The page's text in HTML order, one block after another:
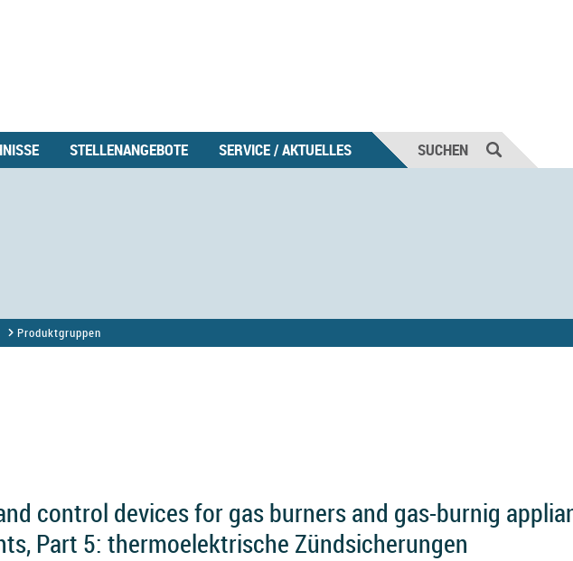
STELLENANGEBOTE SERVICE / AKTUELLES SUCHEN
Produktgruppen
control devices for gas burners and gas-burnig
Part 5: thermoelektrische Zündsicherungen